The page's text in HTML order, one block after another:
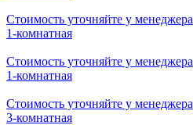
Стоимость уточняйте у менеджера
1-комнатная
Стоимость уточняйте у менеджера
1-комнатная
Стоимость уточняйте у менеджера
3-комнатная